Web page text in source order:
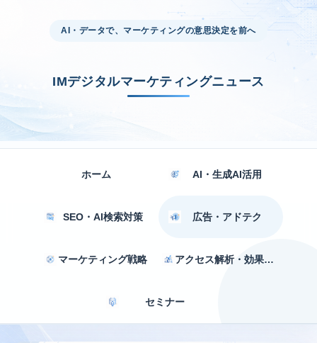
AI・データで、マーケティングの意思決定を前へ
IMデジタルマーケティングニュース
ホーム AI・生成AI活用
SEO・AI検索対策 広告・アドテク
マーケティング戦略 アクセス解析・効果測定
セミナー